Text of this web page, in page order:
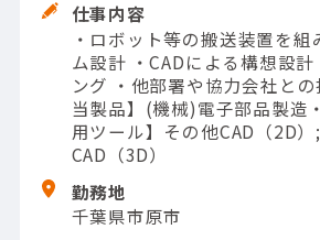
仕事内容
・ロボット等の搬送装置を組
ム設計 ・CADによる構想設
ング ・他部署や協力会社と
当製品】(機械)電子部品製造
用ツール】その他CAD（2D
CAD（3D）
勤務地
千葉県市原市